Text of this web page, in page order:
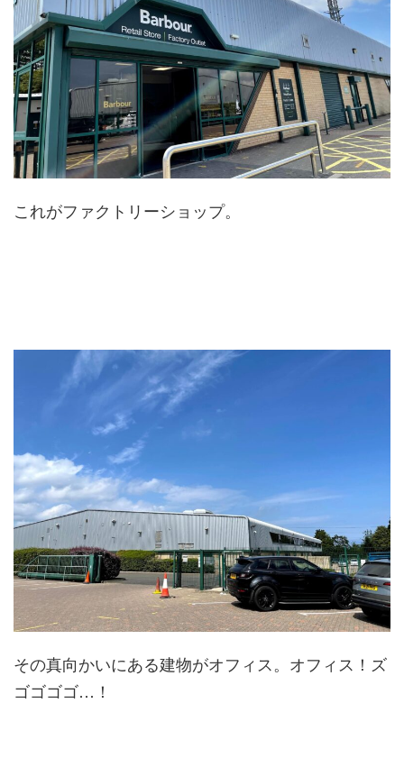
これがファクトリーショップ。
その真向かいにある建物がオフィス。オフィス！ズ
ゴゴゴゴ…！